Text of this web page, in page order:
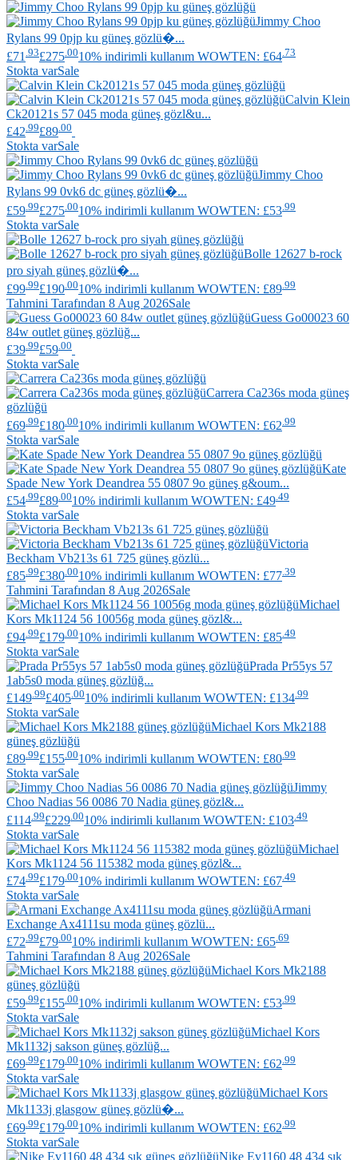
Jimmy Choo
Rylans 99 0pjp ku güneş gözlü�...
£71 .93£275 .0010% indirimli kullanım WOWTEN: £64 .73
Stokta varSale
Calvin Klein
Ck20121s 57 045 moda güneş gözl&u...
£42 .99£89 .00
Stokta varSale
Jimmy Choo
Rylans 99 0vk6 dc güneş gözlü�...
£59 .99£275 .0010% indirimli kullanım WOWTEN: £53 .99
Stokta varSale
Bolle 12627 b-rock
pro siyah güneş gözlü�...
£99 .99£190 .0010% indirimli kullanım WOWTEN: £89 .99
Tahmini Tarafından 8 Aug 2026Sale
Guess Go00023 60
84w outlet güneş gözlüğ...
£39 .99£59 .00
Stokta varSale
Carrera Ca236s moda güneş
gözlüğü
£69 .99£180 .0010% indirimli kullanım WOWTEN: £62 .99
Stokta varSale
Kate
Spade New York Deandrea 55 0807 9o güneş g&oum...
£54 .99£89 .0010% indirimli kullanım WOWTEN: £49 .49
Stokta varSale
Victoria
Beckham Vb213s 61 725 güneş gözlü...
£85 .99£380 .0010% indirimli kullanım WOWTEN: £77 .39
Tahmini Tarafından 8 Aug 2026Sale
Michael
Kors Mk1124 56 10056g moda güneş gözl&...
£94 .99£179 .0010% indirimli kullanım WOWTEN: £85 .49
Stokta varSale
Prada Pr55ys 57
1ab5s0 moda güneş gözlüğ...
£149 .99£405 .0010% indirimli kullanım WOWTEN: £134 .99
Stokta varSale
Michael Kors Mk2188
güneş gözlüğü
£89 .99£155 .0010% indirimli kullanım WOWTEN: £80 .99
Stokta varSale
Jimmy
Choo Nadias 56 0086 70 Nadia güneş gözl&...
£114 .99£229 .0010% indirimli kullanım WOWTEN: £103 .49
Stokta varSale
Michael
Kors Mk1124 56 115382 moda güneş gözl&...
£74 .99£179 .0010% indirimli kullanım WOWTEN: £67 .49
Stokta varSale
Armani
Exchange Ax4111su moda güneş gözlü...
£72 .99£79 .0010% indirimli kullanım WOWTEN: £65 .69
Tahmini Tarafından 8 Aug 2026Sale
Michael Kors Mk2188
güneş gözlüğü
£59 .99£155 .0010% indirimli kullanım WOWTEN: £53 .99
Stokta varSale
Michael Kors
Mk1132j sakson güneş gözlüğ...
£69 .99£179 .0010% indirimli kullanım WOWTEN: £62 .99
Stokta varSale
Michael Kors
Mk1133j glasgow güneş gözlü�...
£69 .99£179 .0010% indirimli kullanım WOWTEN: £62 .99
Stokta varSale
Nike Ev1160 48 434 şık